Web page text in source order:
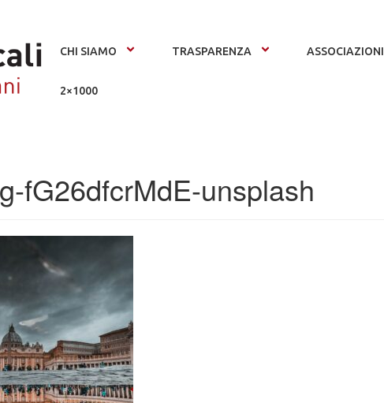
CHI SIAMO TRASPARENZA ASSOCIAZIONI
2×1000
fG26dfcrMdE-unsplash